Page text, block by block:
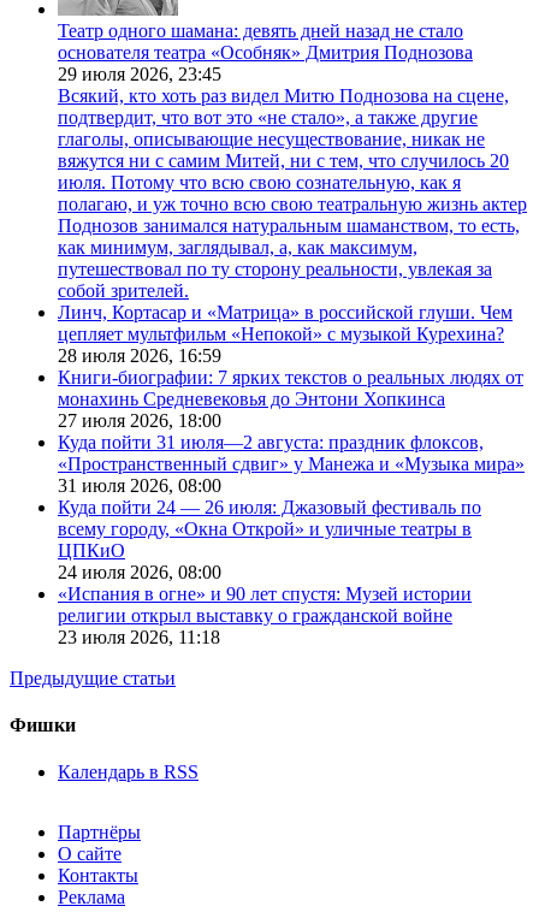
Театр одного шамана: девять дней назад не стало
основателя театра «Особняк» Дмитрия Поднозова
29 июля 2026, 23:45
Всякий, кто хоть раз видел Митю Поднозова на сцене,
подтвердит, что вот это «не стало», а также другие
глаголы, описывающие несуществование, никак не
вяжутся ни с самим Митей, ни с тем, что случилось 20
июля. Потому что всю свою сознательную, как я
полагаю, и уж точно всю свою театральную жизнь актер
Поднозов занимался натуральным шаманством, то есть,
как минимум, заглядывал, а, как максимум,
путешествовал по ту сторону реальности, увлекая за
собой зрителей.
Линч, Кортасар и «Матрица» в российской глуши. Чем
цепляет мультфильм «Непокой» с музыкой Курехина?
28 июля 2026, 16:59
Книги-биографии: 7 ярких текстов о реальных людях от
монахинь Средневековья до Энтони Хопкинса
27 июля 2026, 18:00
Куда пойти 31 июля—2 августа: праздник флоксов,
«Пространственный сдвиг» у Манежа и «Музыка мира»
31 июля 2026, 08:00
Куда пойти 24 — 26 июля: Джазовый фестиваль по
всему городу, «Окна Открой» и уличные театры в
ЦПКиО
24 июля 2026, 08:00
«Испания в огне» и 90 лет спустя: Музей истории
религии открыл выставку о гражданской войне
23 июля 2026, 11:18
Предыдущие статьи
Фишки
Календарь в RSS
Партнёры
О сайте
Контакты
Реклама